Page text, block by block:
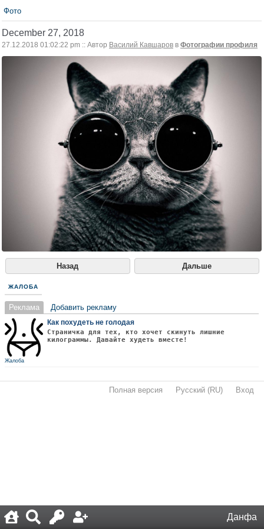
Данфа
Фото
December 27, 2018
27.12.2018 01:02:22 pm :: Автор Василий Кавшаров в Фотографии профиля
Назад Дальше
ЖАЛОБА
Реклама Добавить рекламу
Как похудеть не голодая
Страничка для тех, кто хочет скинуть лишние
килограммы. Давайте худеть вместе!
Жалоба
Полная версия Русский (RU) Вход